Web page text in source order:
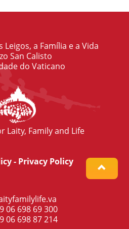
a Família e a Vida
San Calisto
do Vaticano
Laity, Family and Life
- Privacy Policy
06 698 69 300
06 698 87 214